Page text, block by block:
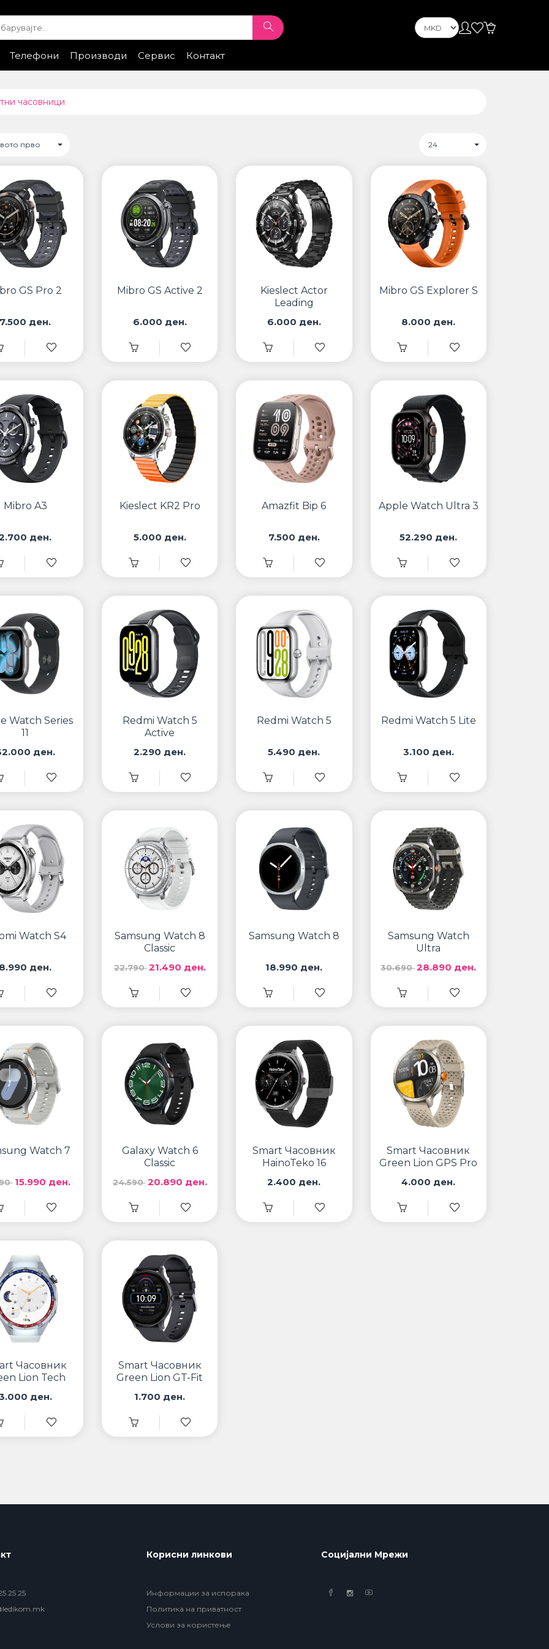
Телефони
Производи
Сервис
Провери статус
Контакт
часовници
прво 24
GS Pro 2
7.500 ден.
Mibro GS Active 2
6.000 ден.
Kieslect Actor
Leading
6.000 ден.
Mibro GS Explorer S
8.000 ден.
Mibro A3
ден.
Kieslect KR2 Pro
5.000 ден.
Amazfit Bip 6
7.500 ден.
Apple Watch Ultra 3
52.290 ден.
Watch Series
11
ден.
Redmi Watch 5
Active
2.290 ден.
Redmi Watch 5
5.490 ден.
Redmi Watch 5 Lite
3.100 ден.
Watch S4
ден.
Samsung Watch 8
Classic
22.790 21.490 ден.
Samsung Watch 8
18.990 ден.
Samsung Watch
Ultra
30.69028.890 ден.
Watch 7
15.990 ден.
Galaxy Watch 6
Classic
24.590 20.890 ден.
Smart Часовник
HainoTeko 16
2.400 ден.
Smart Часовник
Green Lion GPS Pro
4.000 ден.
Часовник
Lion Tech
ден.
Smart Часовник
Green Lion GT-Fit
1.700 ден.
25 25
Корисни линкови
Информации за испорака
Политика на приватност
Услови за користење
Социјални Мрежи
УРЕДИ ЗА
ПРОЕКТОРИ